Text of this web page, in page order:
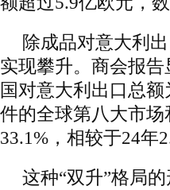
除成品对意大利
实现攀升。商会报
国对意大利出口总
件的全球第八大市
33.1%，相较于24年
这种“双升”格局